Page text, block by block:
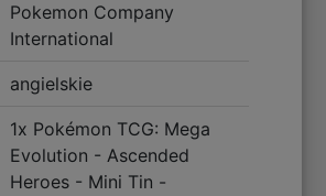
Pokemon Company
International
angielskie
1x Pokémon TCG: Mega
Evolution - Ascended
Heroes - Mini Tin -